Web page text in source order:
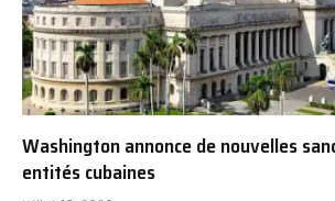
Washington annonce de nouvelles
entités cubaines